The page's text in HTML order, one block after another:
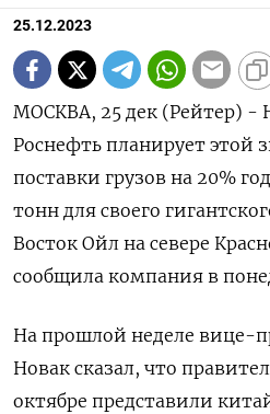
25.12.2023
МОСКВА, 25 дек (Рейтер) -
Роснефть планирует этой
поставки грузов на 20%
тонн для своего
Восток Ойл на севере
сообщила компания в
На прошлой неделе вице-
Новак сказал, что
октябре представили